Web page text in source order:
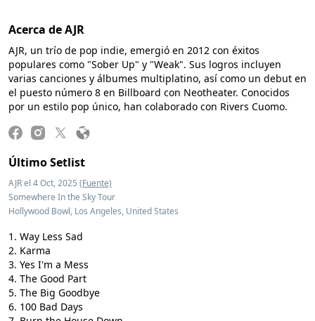
Acerca de AJR
AJR, un trío de pop indie, emergió en 2012 con éxitos
populares como "Sober Up" y "Weak". Sus logros incluyen
varias canciones y álbumes multiplatino, así como un debut en
el puesto número 8 en Billboard con Neotheater. Conocidos
por un estilo pop único, han colaborado con Rivers Cuomo.
Último Setlist
AJR el 4 Oct, 2025 (Fuente)
Somewhere In the Sky Tour
Hollywood Bowl, Los Angeles, United States
Way Less Sad
Karma
Yes I'm a Mess
The Good Part
The Big Goodbye
100 Bad Days